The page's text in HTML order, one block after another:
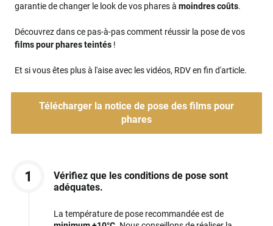
garantie de changer le look de vos phares à moindres coûts.
Découvrez dans ce pas-à-pas comment réussir la pose de vos
films pour phares teintés !
Et si vous êtes plus à l'aise avec les vidéos, RDV en fin d'article.
Télécharger la notice de pose des films pour
phares
1
Vérifiez que les conditions de pose sont
adéquates.
La température de pose recommandée est de